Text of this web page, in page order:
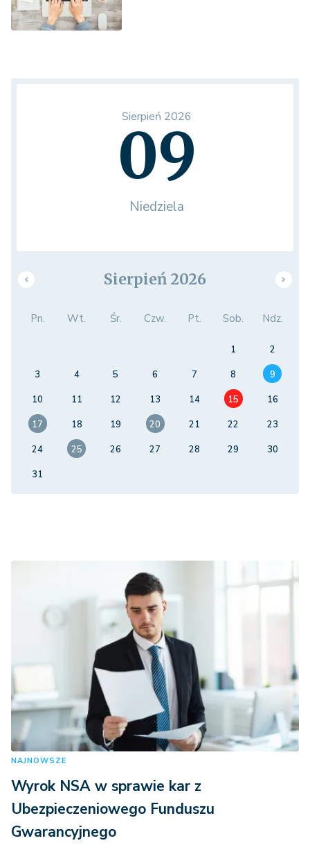
Sierpień 2026
09
Niedziela
Sierpień 2026
Pn. Wt. Śr. Czw. Pt. Sob. Ndz.
1
2
3
4 5 6 7 8
9
10
11 12 13 14 15
16
17
18 19 20 21 22
23
24
25 26 27 28 29
30
31
NAJNOWSZE
Wyrok NSA w sprawie kar z
Ubezpieczeniowego Funduszu
Gwarancyjnego